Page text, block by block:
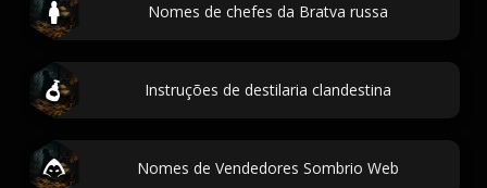
Nomes de chefes da Bratva russa
Instruções de destilaria clandestina
Nomes de Vendedores Sombrio Web